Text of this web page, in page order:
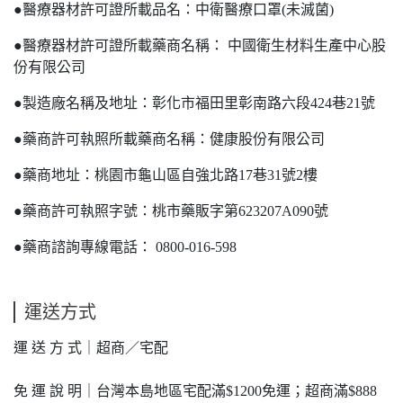
●醫療器材許可證所載品名：中衛醫療口罩(未滅菌)
●醫療器材許可證所載藥商名稱： 中國衛生材料生產中心股
份有限公司
●製造廠名稱及地址：彰化市福田里彰南路六段424巷21號
●藥商許可執照所載藥商名稱：健康股份有限公司
●藥商地址：桃園市龜山區自強北路17巷31號2樓
●藥商許可執照字號：桃市藥販字第623207A090號
●藥商諮詢專線電話： 0800-016-598
運送方式
運 送 方 式｜超商／宅配
免 運 說 明｜台灣本島地區宅配滿$1200免運；超商滿$888